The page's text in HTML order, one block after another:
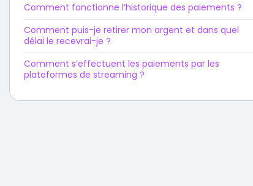
Comment fonctionne l’historique des paiements ?
Comment puis-je retirer mon argent et dans quel
délai le recevrai-je ?
Comment s’effectuent les paiements par les
plateformes de streaming ?